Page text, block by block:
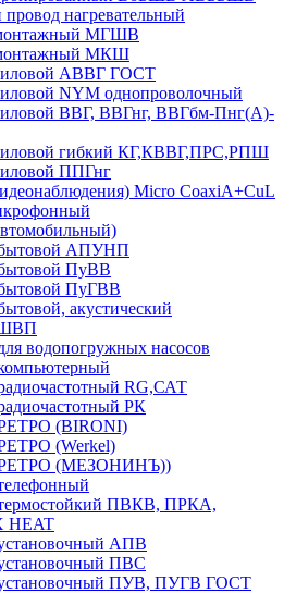
провод нагревательный
МГШВ
МКШ
АВВГ ГОСТ
NYM однопроволочный
ВВГ, ВВГнг, ВВГбм-Пнг(А)-
гибкий КГ,КВВГ,ПРС,РПШ
ППГнг
Micro CoaxiA+CuL
АПУНП
ПуВВ
ПуГВВ
акустический
водопогружных насосов
RG,САТ
РК
(BIRONI)
(Werkel)
РЕТРО (МЕЗОНИНЪ))
ПВКВ, ПРКА,
HEAT
АПВ
ПВС
ПУВ, ПУГВ ГОСТ